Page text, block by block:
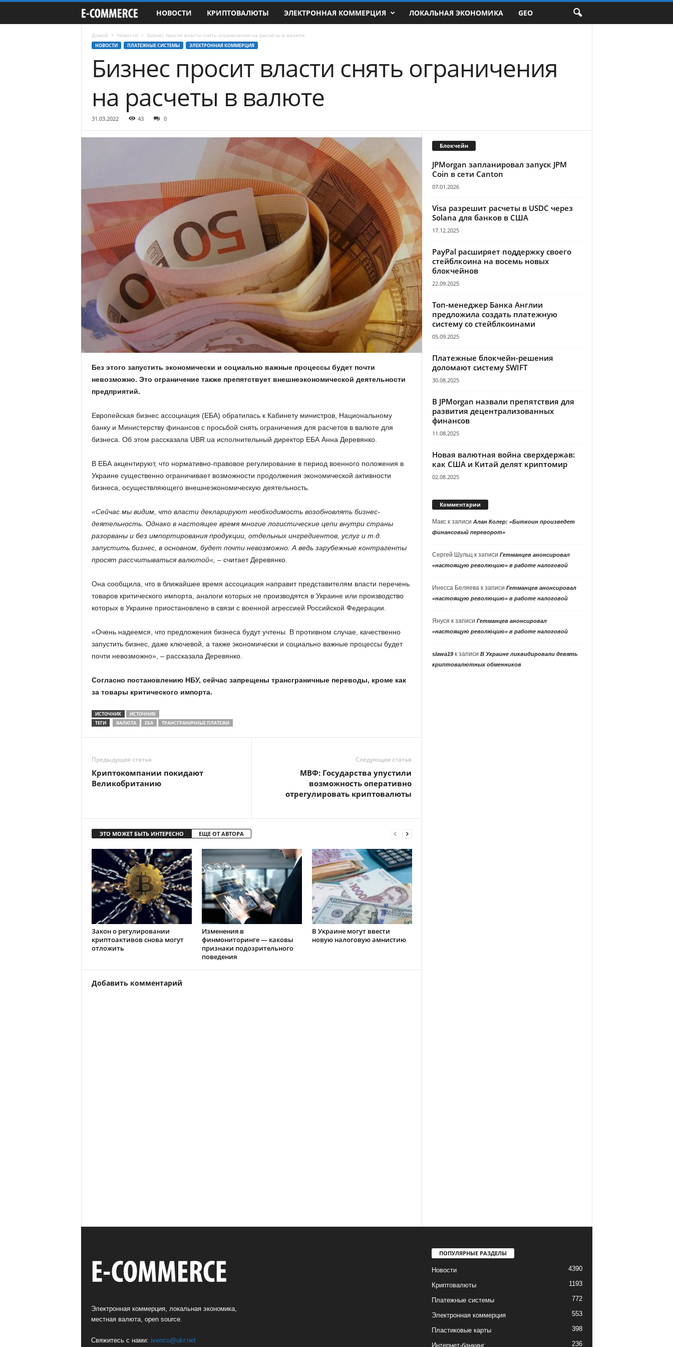
-
o
m
e
c
o
m
a
НОВОСТИ КРИПТОВАЛЮТЫ ЭЛЕКТРОННАЯ КОММЕРЦИЯ ЛОКАЛЬНАЯ ЭКОНОМИКА GEO
Домой Новости Бизнес просит власти снять ограничения на расчеты в валюте
НОВОСТИ ПЛАТЕЖНЫЕ СИСТЕМЫ ЭЛЕКТРОННАЯ КОММЕРЦИЯ
Бизнес просит власти снять ограничения
на расчеты в валюте
31.03.2022 43 0
Без этого запустить экономически и социально важные процессы будет почти
невозможно. Это ограничение также препятствует внешнеэкономической деятельности
предприятий.
Европейская бизнес ассоциация (ЕБА) обратилась к Кабинету министров, Национальному
банку и Министерству финансов с просьбой снять ограничения для расчетов в валюте для
бизнеса. Об этом рассказала UBR.ua исполнительный директор ЕБА Анна Деревянко.
В ЕБА акцентируют, что нормативно-правовое регулирование в период военного положения в
Украине существенно ограничивает возможности продолжения экономической активности
бизнеса, осуществляющего внешнеэкономическую деятельность.
«Сейчас мы видим, что власти декларируют необходимость возобновлять бизнес-
деятельность. Однако в настоящее время многие логистические цепи внутри страны
разорваны и без импортирования продукции, отдельных ингредиентов, услуг и т.д.
запустить бизнес, в основном, будет почти невозможно. А ведь зарубежные контрагенты
просят рассчитываться валютой«, – считает Деревянко.
Она сообщила, что в ближайшее время ассоциация направит представителям власти перечень
товаров критического импорта, аналоги которых не производятся в Украине или производство
которых в Украине приостановлено в связи с военной агрессией Российской Федерации.
«Очень надеемся, что предложения бизнеса будут учтены. В противном случае, качественно
запустить бизнес, даже ключевой, а также экономически и социально важные процессы будет
почти невозможно», – рассказала Деревянко.
Cогласно постановлению НБУ, сейчас запрещены трансграничные переводы, кроме как
за товары критического импорта.
ИСТОЧНИК
ИСТОЧНИК
ТЕГИ
ВАЛЮТА ЕБА ТРАНСГРАНИЧНЫЕ ПЛАТЕЖИ
Предыдущая статья
Криптокомпании покидают
Великобританию
Следующая статья
МВФ: Государства упустили
возможность оперативно
отрегулировать криптовалюты
ЭТО МОЖЕТ БЫТЬ ИНТЕРЕСНО ЕЩЕ ОТ АВТОРА
Закон о регулировании
криптоактивов снова могут
отложить
Изменения в
финмониторинге — каковы
признаки подозрительного
поведения
В Украине могут ввести
новую налоговую амнистию
Добавить комментарий
Блокчейн
JPMorgan запланировал запуск JPM
Coin в сети Canton
07.01.2026
Visa разрешит расчеты в USDC через
Solana для банков в США
17.12.2025
PayPal расширяет поддержку своего
стейблкоина на восемь новых
блокчейнов
22.09.2025
Топ-менеджер Банка Англии
предложила создать платежную
систему со стейблкоинами
05.09.2025
Платежные блокчейн-решения
доломают систему SWIFT
30.08.2025
В JPMorgan назвали препятствия для
развития децентрализованных
финансов
11.08.2025
Новая валютная война сверхдержав:
как США и Китай делят криптомир
02.08.2025
Комментарии
Макск записи Алан Колер: «Биткоин произведет
финансовый переворот»
Сергей Шульцк записи Гетманцев анонсировал
«настоящую революцию» в работе налоговой
Инесса Беляевак записи Гетманцев анонсировал
«настоящую революцию» в работе налоговой
Януся к записи Гетманцев анонсировал
«настоящую революцию» в работе налоговой
slawa19к записи В Украине ликвидировали девять
криптовалютных обменников
Электронная коммерция, локальная экономика,
местная валюта, open source.
Свяжитесь с нами: ivenco@ukr.net
ПОПУЛЯРНЫЕ РАЗДЕЛЫ
Новости 4390
Криптовалюты 1193
Платежные системы 772
Электронная коммерция 553
Пластиковые карты 398
Интернет-банкинг 236